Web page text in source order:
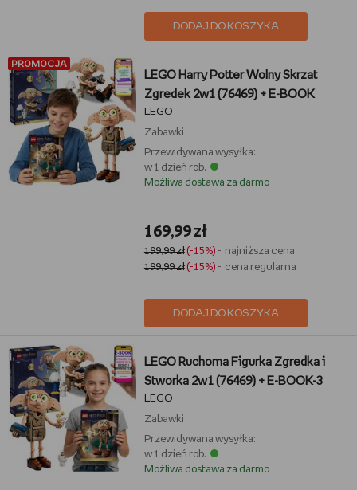
DODAJ DO KOSZYKA
PROMOCJA
LEGO Harry Potter Wolny Skrzat
Zgredek 2w1 (76469) + E-BOOK
LEGO
Zabawki
Przewidywana wysyłka:
w 1 dzień rob.
Możliwa dostawa za darmo
169,99 zł
199,99 zł(-15%) - najniższa cena
199,99 zł(-15%) - cena regularna
DODAJ DO KOSZYKA
LEGO Ruchoma Figurka Zgredka i
Stworka 2w1 (76469) + E-BOOK-3
LEGO
Zabawki
Przewidywana wysyłka:
w 1 dzień rob.
Możliwa dostawa za darmo